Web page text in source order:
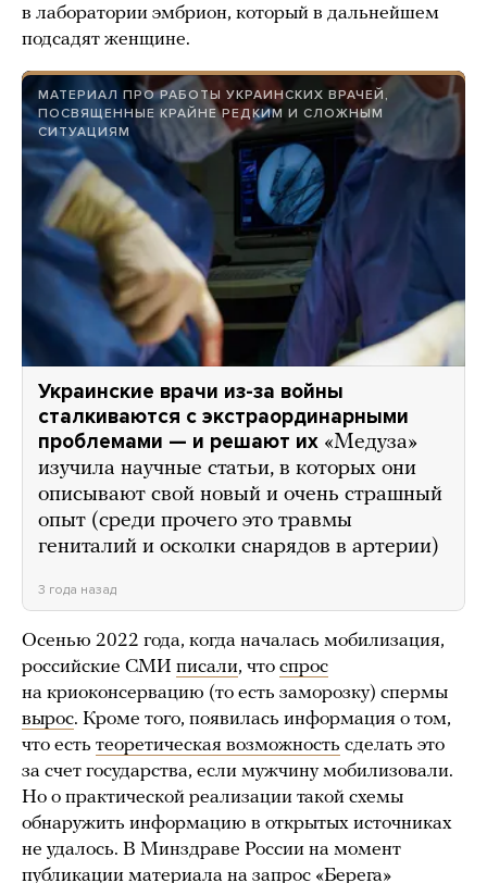
в лаборатории эмбрион, который в дальнейшем
подсадят женщине.
МАТЕРИАЛ ПРО РАБОТЫ УКРАИНСКИХ ВРАЧЕЙ,
ПОСВЯЩЕННЫЕ КРАЙНЕ РЕДКИМ И СЛОЖНЫМ
СИТУАЦИЯМ
Украинские врачи из-за войны
сталкиваются с экстраординарными
проблемами — и решают их «Медуза»
изучила научные статьи, в которых они
описывают свой новый и очень страшный
опыт (среди прочего это травмы
гениталий и осколки снарядов в артерии)
3 года назад
Осенью 2022 года, когда началась мобилизация,
российские СМИ писали, что спрос
на криоконсервацию (то есть заморозку) спермы
вырос. Кроме того, появилась информация о том,
что есть теоретическая возможность сделать это
за счет государства, если мужчину мобилизовали.
Но о практической реализации такой схемы
обнаружить информацию в открытых источниках
не удалось. В Минздраве России на момент
публикации материала на запрос «Берега»